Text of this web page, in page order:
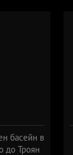
басейн в
до Троян